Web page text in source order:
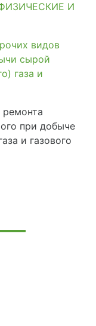
И
видов
сырой
газа и
при добыче
и газового